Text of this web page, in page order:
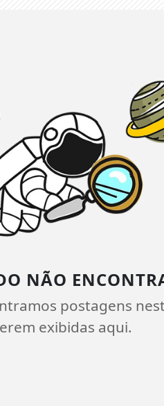
NÃO
postagens
exibidas aqui.